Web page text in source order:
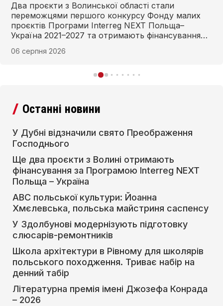
Два проєкти з Волинської області стали
переможцями першого конкурсу Фонду малих
проєктів Програми Interreg NEXT Польща–
Україна 2021–2027 та отримають фінансування
06 серпня 2026
Останні новини
У Дубні відзначили свято Преображення
Господнього
Ще два проєкти з Волині отримають
фінансування за Програмою Interreg NEXT
Польща – Україна
АВС польської культури: Йоанна
Хмєлевська, польська майстриня саспенсу
У Здолбунові модернізують підготовку
слюсарів-ремонтників
Школа архітектури в Рівному для школярів
польського походження. Триває набір на
денний табір
Літературна премія імені Джозефа Конрада
– 2026